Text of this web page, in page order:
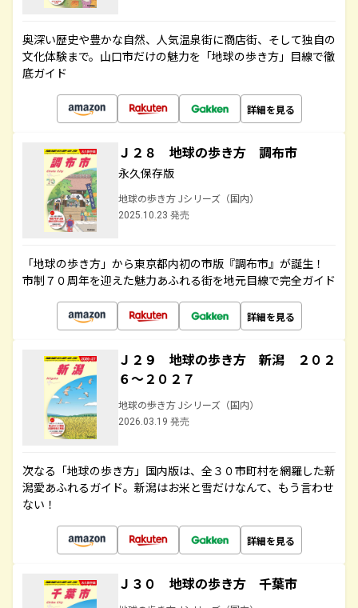
奥深い歴史や豊かな自然、人気温泉街に商店街、そして独自の
文化体験まで。山口市だけの魅力を「地球の歩き方」目線で徹
底ガイド
詳細を見る
Ｊ２８ 地球の歩き方 調布市
永久保存版
地球の歩き方 Jシリーズ（国内）
2025.10.23 発売
「地球の歩き方」から東京都内初の市版『調布市』が誕生！
市制７０周年を迎えた魅力あふれる街を地元目線で完全ガイド
詳細を見る
Ｊ２９ 地球の歩き方 新潟 ２０２
６～２０２７
地球の歩き方 Jシリーズ（国内）
2026.03.19 発売
次なる「地球の歩き方」国内版は、全３０市町村を網羅した新
潟愛あふれるガイド。新潟はお米と雪だけなんて、もう言わせ
ない！
詳細を見る
Ｊ３０ 地球の歩き方 千葉市